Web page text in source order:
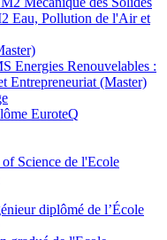
Eau, Pollution de l'Air et
Energies Renouvelables :
Entrepreneuriat (Master)
EuroteQ
Science de l'Ecole
diplômé de l’École